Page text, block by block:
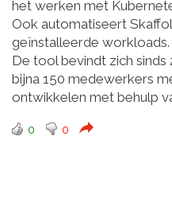
het werken met
Ook automatiseert
geïnstalleerde
De tool bevindt zich sinds
bijna 150 medewerkers
ontwikkelen met behulp
0 0